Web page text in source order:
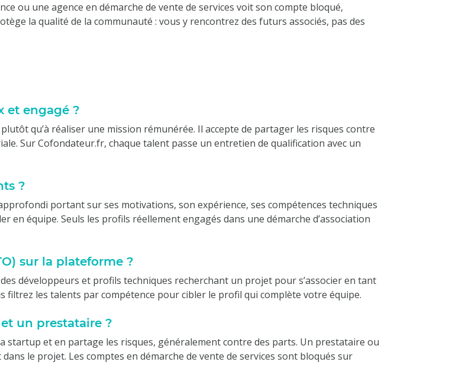
ou une agence en démarche de vente de services voit son compte bloqué,
la qualité de la communauté : vous y rencontrez des futurs associés, pas des
et engagé ?
qu’à réaliser une mission rémunérée. Il accepte de partager les risques contre
Sur Cofondateur.fr, chaque talent passe un entretien de qualification avec un
?
portant sur ses motivations, son expérience, ses compétences techniques
équipe. Seuls les profils réellement engagés dans une démarche d’association
sur la plateforme ?
développeurs et profils techniques recherchant un projet pour s’associer en tant
filtrez les talents par compétence pour cibler le profil qui complète votre équipe.
un prestataire ?
startup et en partage les risques, généralement contre des parts. Un prestataire ou
le projet. Les comptes en démarche de vente de services sont bloqués sur